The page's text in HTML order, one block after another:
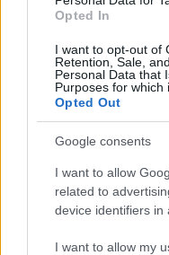
Opted In
I want to opt-out of
Retention, Sale,
Personal Data that
Purposes for which
Opted Out
Google consents
I want to allow
related to
device identifiers in
I want to allow my
Continua a